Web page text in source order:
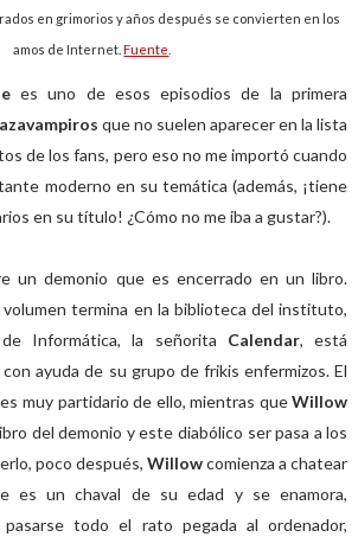
en grimorios y años después se convierten en los
amos de Internet.Fuente
es uno de esos episodios de la primera
que no suelen aparecer en la lista
de los fans, pero eso no me importó cuando
moderno en su temática (además, ¡tiene
en su título! ¿Cómo no me iba a gustar?).
un demonio que es encerrado en un libro.
volumen termina en la biblioteca del instituto,
Informática, la señorita Calendar, está
ayuda de su grupo de frikis enfermizos. El
muy partidario de ello, mientras queWillow
del demonio y este diabólico ser pasa a los
poco después,Willowcomienza a chatear
es un chaval de su edad y se enamora,
pasarse todo el rato pegada al ordenador,